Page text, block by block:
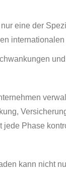
eine der
internationalen
jede Phase
kann nicht